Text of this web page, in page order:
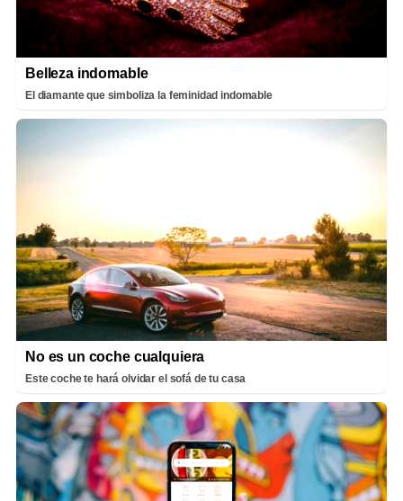
Belleza indomable
El diamante que simboliza la feminidad indomable
No es un coche cualquiera
Este coche te hará olvidar el sofá de tu casa